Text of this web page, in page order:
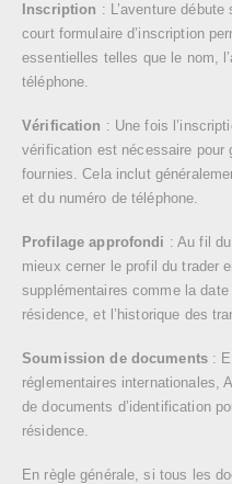
Inscription : L’aventure
court formulaire d’inscription
essentielles telles que le nom,
téléphone.
Vérification : Une fois
vérification est nécessaire pour
fournies. Cela inclut
et du numéro de téléphone.
Profilage approfondi : Au fil
mieux cerner le profil du trader
supplémentaires comme la
résidence, et l’historique des
Soumission de documents :
réglementaires internationales,
de documents d’identification
résidence.
En règle générale, si tous les